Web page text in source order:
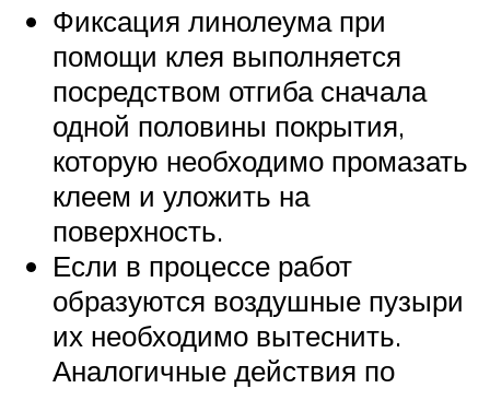
Фиксация линолеума при
помощи клея выполняется
посредством отгиба сначала
одной половины покрытия,
которую необходимо промазать
клеем и уложить на
поверхность.
Если в процессе работ
образуются воздушные пузыри
их необходимо вытеснить.
Аналогичные действия по